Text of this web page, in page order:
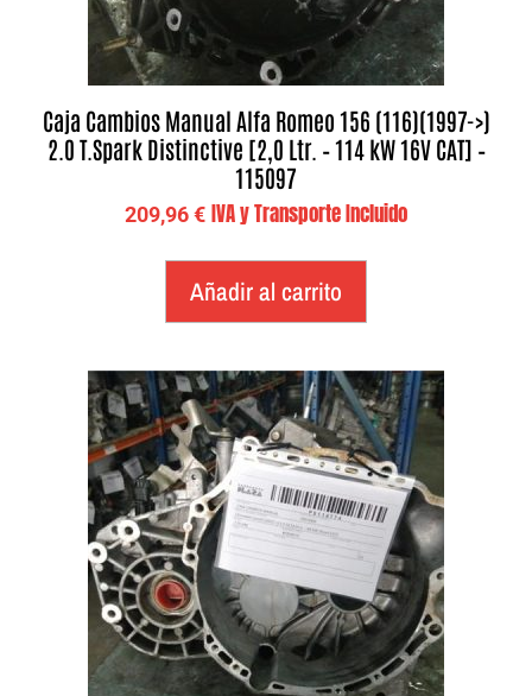
Caja Cambios Manual Alfa Romeo 156 (116)(1997->)
2.0 T.Spark Distinctive [2,0 Ltr. – 114 kW 16V CAT] –
115097
209,96€ IVA y Transporte Incluido
Añadir al carrito